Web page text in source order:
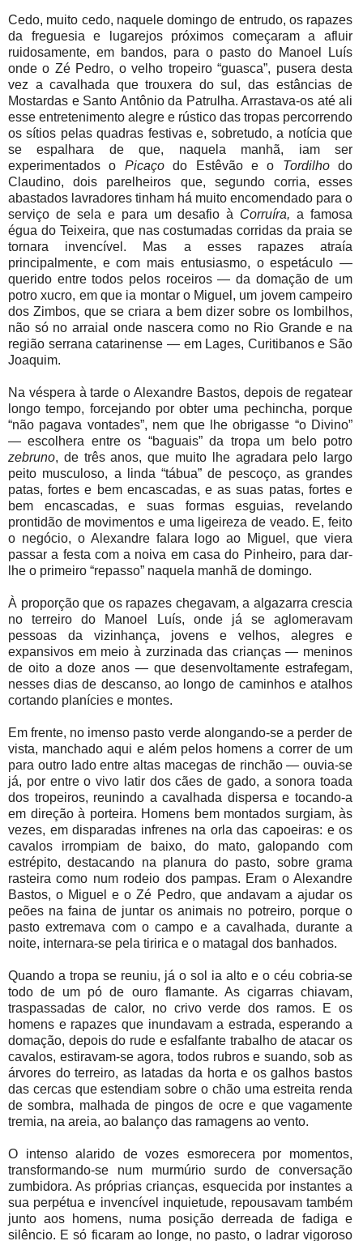
Cedo, muito cedo, naquele domingo de entrudo, os rapazes
da freguesia e lugarejos próximos começaram a afluir
ruidosamente, em bandos, para o pasto do Manoel Luís
onde o Zé Pedro, o velho tropeiro “guasca”, pusera desta
vez a cavalhada que trouxera do sul, das estâncias de
Mostardas e Santo Antônio da Patrulha. Arrastava-os até ali
esse entretenimento alegre e rústico das tropas percorrendo
os sítios pelas quadras festivas e, sobretudo, a notícia que
se espalhara de que, naquela manhã, iam ser
experimentados o Picaçodo Estêvão e o Tordilhodo
Claudino, dois parelheiros que, segundo corria, esses
abastados lavradores tinham há muito encomendado para o
serviço de sela e para um desafio à Corruíra, a famosa
égua do Teixeira, que nas costumadas corridas da praia se
tornara invencível. Mas a esses rapazes atraía
principalmente, e com mais entusiasmo, o espetáculo —
querido entre todos pelos roceiros — da domação de um
potro xucro, em que ia montar o Miguel, um jovem campeiro
dos Zimbos, que se criara a bem dizer sobre os lombilhos,
não só no arraial onde nascera como no Rio Grande e na
região serrana catarinense — em Lages, Curitibanos e São
Joaquim.
Na véspera à tarde o Alexandre Bastos, depois de regatear
longo tempo, forcejando por obter uma pechincha, porque
“não pagava vontades”, nem que lhe obrigasse “o Divino”
— escolhera entre os “baguais” da tropa um belo potro
zebruno, de três anos, que muito lhe agradara pelo largo
peito musculoso, a linda “tábua” de pescoço, as grandes
patas, fortes e bem encascadas, e as suas patas, fortes e
bem encascadas, e suas formas esguias, revelando
prontidão de movimentos e uma ligeireza de veado. E, feito
o negócio, o Alexandre falara logo ao Miguel, que viera
passar a festa com a noiva em casa do Pinheiro, para dar-
lhe o primeiro “repasso” naquela manhã de domingo.
À proporção que os rapazes chegavam, a algazarra crescia
no terreiro do Manoel Luís, onde já se aglomeravam
pessoas da vizinhança, jovens e velhos, alegres e
expansivos em meio à zurzinada das crianças — meninos
de oito a doze anos — que desenvoltamente estrafegam,
nesses dias de descanso, ao longo de caminhos e atalhos
cortando planícies e montes.
Em frente, no imenso pasto verde alongando-se a perder de
vista, manchado aqui e além pelos homens a correr de um
para outro lado entre altas macegas de rinchão — ouvia-se
já, por entre o vivo latir dos cães de gado, a sonora toada
dos tropeiros, reunindo a cavalhada dispersa e tocando-a
em direção à porteira. Homens bem montados surgiam, às
vezes, em disparadas infrenes na orla das capoeiras: e os
cavalos irrompiam de baixo, do mato, galopando com
estrépito, destacando na planura do pasto, sobre grama
rasteira como num rodeio dos pampas. Eram o Alexandre
Bastos, o Miguel e o Zé Pedro, que andavam a ajudar os
peões na faina de juntar os animais no potreiro, porque o
pasto extremava com o campo e a cavalhada, durante a
noite, internara-se pela tiririca e o matagal dos banhados.
Quando a tropa se reuniu, já o sol ia alto e o céu cobria-se
todo de um pó de ouro flamante. As cigarras chiavam,
traspassadas de calor, no crivo verde dos ramos. E os
homens e rapazes que inundavam a estrada, esperando a
domação, depois do rude e esfalfante trabalho de atacar os
cavalos, estiravam-se agora, todos rubros e suando, sob as
árvores do terreiro, as latadas da horta e os galhos bastos
das cercas que estendiam sobre o chão uma estreita renda
de sombra, malhada de pingos de ocre e que vagamente
tremia, na areia, ao balanço das ramagens ao vento.
O intenso alarido de vozes esmorecera por momentos,
transformando-se num murmúrio surdo de conversação
zumbidora. As próprias crianças, esquecida por instantes a
sua perpétua e invencível inquietude, repousavam também
junto aos homens, numa posição derreada de fadiga e
silêncio. E só ficaram ao longe, no pasto, o ladrar vigoroso